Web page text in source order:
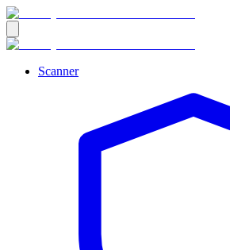
Scanner